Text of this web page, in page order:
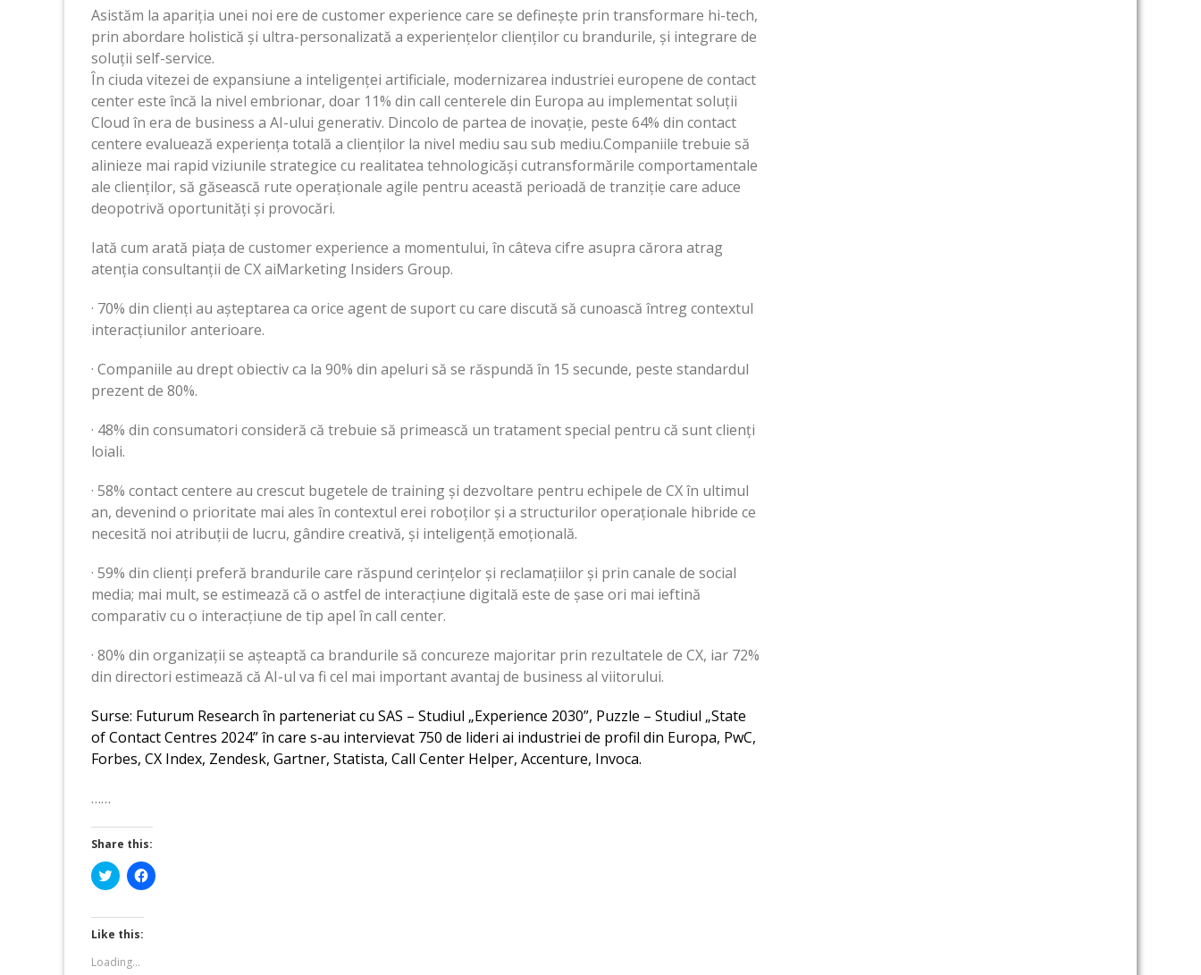
Asistăm la apariția unei noi ere de customer experience care se definește prin transformare hi-tech,
prin abordare holistică și ultra-personalizată a experiențelor clienților cu brandurile, și integrare de
soluții self-service.
În ciuda vitezei de expansiune a inteligenței artificiale, modernizarea industriei europene de contact
center este încă la nivel embrionar, doar 11% din call centerele din Europa au implementat soluții
Cloud în era de business a AI-ului generativ. Dincolo de partea de inovație, peste 64% din contact
centere evaluează experiența totală a clienților la nivel mediu sau sub mediu.Companiile trebuie să
alinieze mai rapid viziunile strategice cu realitatea tehnologicăși cutransformările comportamentale
ale clienților, să găsească rute operaționale agile pentru această perioadă de tranziție care aduce
deopotrivă oportunități și provocări.
Iată cum arată piața de customer experience a momentului, în câteva cifre asupra cărora atrag
atenția consultanții de CX aiMarketing Insiders Group.
· 70% din clienți au așteptarea ca orice agent de suport cu care discută să cunoască întreg contextul
interacțiunilor anterioare.
· Companiile au drept obiectiv ca la 90% din apeluri să se răspundă în 15 secunde, peste standardul
prezent de 80%.
· 48% din consumatori consideră că trebuie să primească un tratament special pentru că sunt clienți
loiali.
· 58% contact centere au crescut bugetele de training și dezvoltare pentru echipele de CX în ultimul
an, devenind o prioritate mai ales în contextul erei roboților și a structurilor operaționale hibride ce
necesită noi atribuții de lucru, gândire creativă, și inteligență emoțională.
· 59% din clienți preferă brandurile care răspund cerințelor și reclamațiilor și prin canale de social
media; mai mult, se estimează că o astfel de interacțiune digitală este de șase ori mai ieftină
comparativ cu o interacțiune de tip apel în call center.
· 80% din organizații se așteaptă ca brandurile să concureze majoritar prin rezultatele de CX, iar 72%
din directori estimează că AI-ul va fi cel mai important avantaj de business al viitorului.
Surse: Futurum Research în parteneriat cu SAS – Studiul „Experience 2030”, Puzzle – Studiul „State
of Contact Centres 2024” în care s-au intervievat 750 de lideri ai industriei de profil din Europa, PwC,
Forbes, CX Index, Zendesk, Gartner, Statista, Call Center Helper, Accenture, Invoca.
……
Share this:
Click
to
Twitter
(Opens
in
new
window)
Click
to
Like this:
Loading...